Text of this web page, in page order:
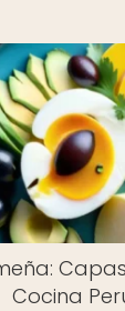
Cocina